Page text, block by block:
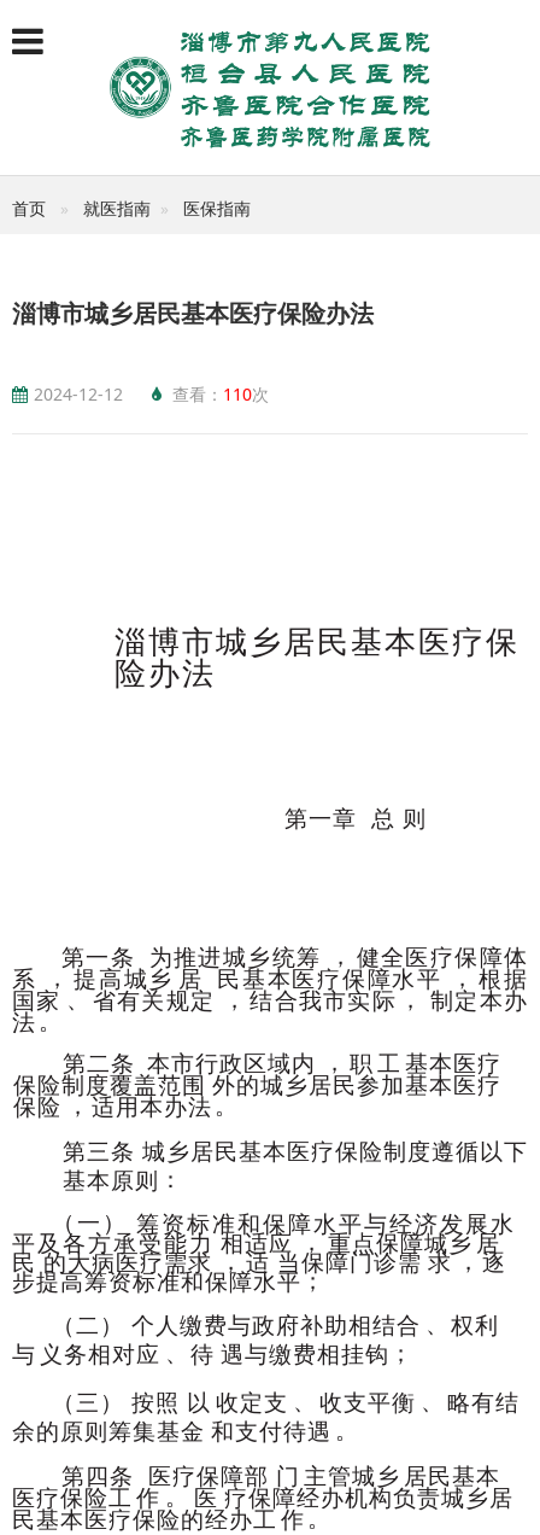
首页 就医指南 医保指南
淄博市城乡居民基本医疗保险办法
2024-12-12 查看： 110次
淄博市城乡居民基本医疗保
险办法
第一章 总 则
第一条 为推进城乡统筹 ， 健全医疗保障体
系
， 提高城乡 居 民基本医疗保障水平 ， 根据
国家 、 省有关规定 ， 结合我市实际 ，
制定本办
法 。
第二条 本市行政区域内 ， 职 工 基本医疗
保险制度覆盖范围 外的城乡居民参加基本医疗
保险
， 适用本办法 。
第三条 城乡居民基本医疗保险制度遵循以下
基本原则
：
（一）
筹资标准和保障水平与经济发展水
平及各方承受能力 相适应 ，重点保障城乡 居
民 的大病医疗需求 ，适 当保障门诊需 求，逐
步提高筹资标准和保障水平；
（二）
个人缴费与政府补助相结合 、 权利
与 义务相对应 、 待 遇与缴费相挂钩 ；
（三）
按照 以 收定支 、 收支平衡 、 略有结
余的原则筹集基金 和支付待遇 。
第四条
医疗保障部 门 主管城乡 居民基本
医疗保险工 作 。 医 疗保障经办机构负责城乡居
民基本医疗保险的经办工 作 。